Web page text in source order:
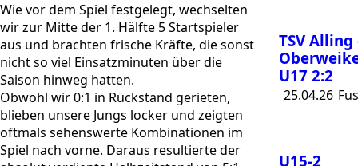
Wie vor dem Spiel festgelegt, wechselten
wir zur Mitte der 1. Hälfte 5 Startspieler
aus und brachten frische Kräfte, die sonst
nicht so viel Einsatzminuten über die
Saison hinweg hatten.
Obwohl wir 0:1 in Rückstand gerieten,
blieben unsere Jungs locker und zeigten
oftmals sehenswerte Kombinationen im
Spiel nach vorne. Daraus resultierte der
TSV Alling
U17 2:2
25.04.26
U15-2